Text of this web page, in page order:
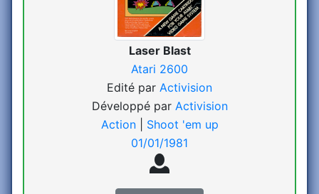
Laser Blast
Atari 2600
Edité par Activision
Développé par Activision
Action
Shoot 'em up
01/01/1981